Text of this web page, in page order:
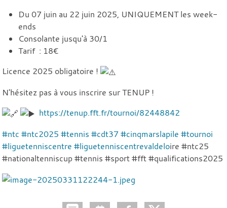
Du 07 juin au 22 juin 2025, UNIQUEMENT les week-
ends
Consolante jusqu'à 30/1
Tarif : 18€
Licence 2025 obligatoire !
N'hésitez pas à vous inscrire sur TENUP !
https://tenup.fft.fr/tournoi/82448842
#ntc #ntc2025 #tennis #cdt37#cinqmarslapile #tournoi
#liguetenniscentre #liguetenniscentrevaldeloire #ntc25
#nationaltenniscup #tennis #sport #fft #qualifications2025